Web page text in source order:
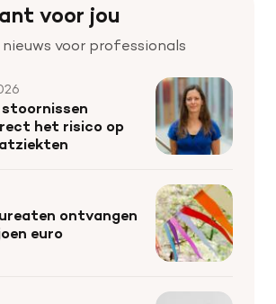
voor jou
voor professionals
het risico op
ontvangen
euro